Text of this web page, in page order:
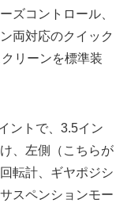
ズコントロール、
両対応のクイック
リーンを標準装
ントで、3.5イン
、左側（こちらが
転計、ギヤポジシ
スペンションモー